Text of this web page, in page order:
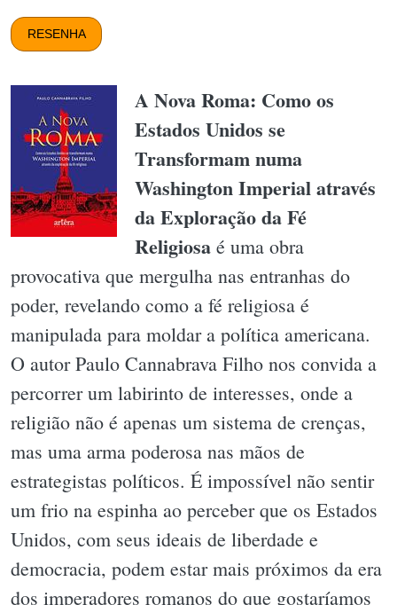
RESENHA
A Nova Roma: Como os
Estados Unidos se
Transformam numa
Washington Imperial através
da Exploração da Fé
Religiosa é uma obra
provocativa que mergulha nas entranhas do
poder, revelando como a fé religiosa é
manipulada para moldar a política americana.
O autor Paulo Cannabrava Filho nos convida a
percorrer um labirinto de interesses, onde a
religião não é apenas um sistema de crenças,
mas uma arma poderosa nas mãos de
estrategistas políticos. É impossível não sentir
um frio na espinha ao perceber que os Estados
Unidos, com seus ideais de liberdade e
democracia, podem estar mais próximos da era
dos imperadores romanos do que gostaríamos